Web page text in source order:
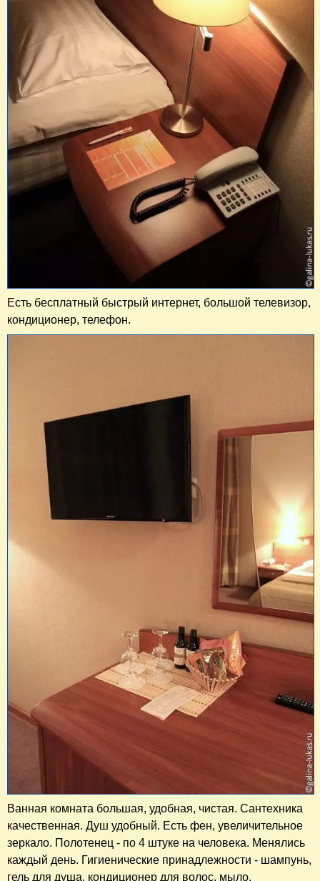
Есть бесплатный быстрый интернет, большой телевизор,
кондиционер, телефон.
Ванная комната большая, удобная, чистая. Сантехника
качественная. Душ удобный. Есть фен, увеличительное
зеркало. Полотенец - по 4 штуке на человека. Менялись
каждый день. Гигиенические принадлежности - шампунь,
гель для душа, кондиционер для волос, мыло.